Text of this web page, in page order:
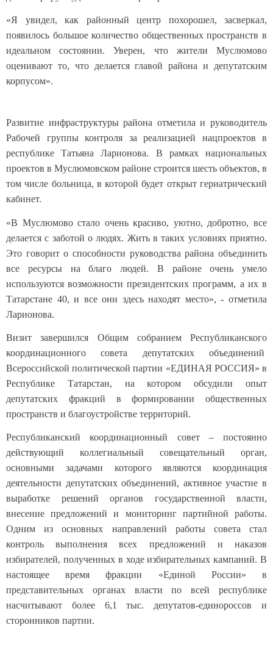
«Я увидел, как районный центр похорошел, засверкал,
появилось большое количество общественных пространств в
идеальном состоянии. Уверен, что жители Муслюмово
оценивают то, что делается главой района и депутатским
корпусом».
Развитие инфраструктуры района отметила и руководитель
Рабочей группы контроля за реализацией нацпроектов в
республике Татьяна Ларионова. В рамках национальных
проектов в Муслюмовском районе строится шесть объектов, в
том числе больница, в которой будет открыт гериатрический
кабинет.
«В Муслюмово стало очень красиво, уютно, добротно, все
делается с заботой о людях. Жить в таких условиях приятно.
Это говорит о способности руководства района объединить
все ресурсы на благо людей. В районе очень умело
используются возможности президентских программ, а их в
Татарстане 40, и все они здесь находят место», - отметила
Ларионова.
Визит завершился Общим собранием Республиканского
координационного совета депутатских объединений
Всероссийской политической партии «ЕДИНАЯ РОССИЯ» в
Республике Татарстан, на котором обсудили опыт
депутатских фракций в формировании общественных
пространств и благоустройстве территорий.
Республиканский координационный совет – постоянно
действующий коллегиальный совещательный орган,
основными задачами которого являются координация
деятельности депутатских объединений, активное участие в
выработке решений органов государственной власти,
внесение предложений и мониторинг партийной работы.
Одним из основных направлений работы совета стал
контроль выполнения всех предложений и наказов
избирателей, полученных в ходе избирательных кампаний. В
настоящее время фракции «Единой России» в
представительных органах власти по всей республике
насчитывают более 6,1 тыс. депутатов-единороссов и
сторонников партии.